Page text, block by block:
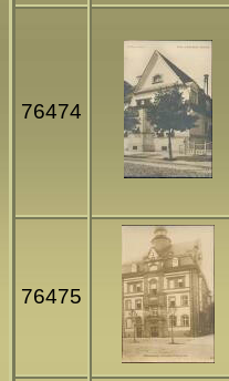
76474
76475